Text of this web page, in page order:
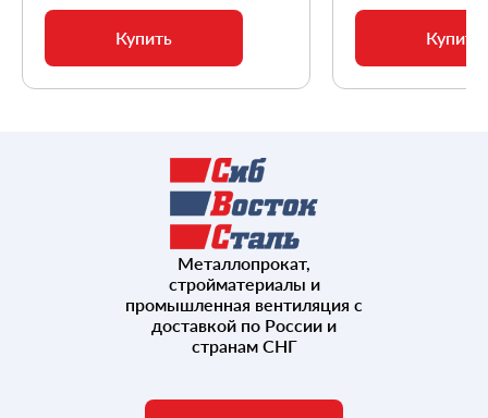
Купить Купить
Металлопрокат,
стройматериалы и
промышленная вентиляция с
доставкой по России и
странам СНГ